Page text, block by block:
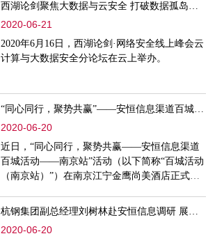
西湖论剑聚焦大数据与云安全 打破数据孤岛构建安防体系
2020-06-21
2020年6月16日，西湖论剑·网络安全线上峰会云
计算与大数据安全分论坛在云上举办。
“同心同行，聚势共赢”——安恒信息渠道百城活动首站成功举办
2020-06-20
近日，“同心同行，聚势共赢——安恒信息渠道
百城活动——南京站”活动（以下简称“百城活动
（南京站）”）在南京江宁金鹰尚美酒店正式拉
杭钢集团副总经理刘树林赴安恒信息调研 展望数安服发展新格局
2020-06-20